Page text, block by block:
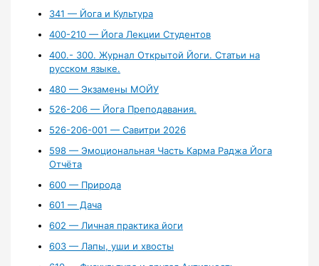
341 — Йога и Культура
400-210 — Йога Лекции Студентов
400.- 300. Журнал Открытой Йоги. Статьи на
русском языке.
480 — Экзамены МОЙУ
526-206 — Йога Преподавания.
526-206-001 — Савитри 2026
598 — Эмоциональная Часть Карма Раджа Йога
Отчёта
600 — Природа
601 — Дача
602 — Личная практика йоги
603 — Лапы, уши и хвосты